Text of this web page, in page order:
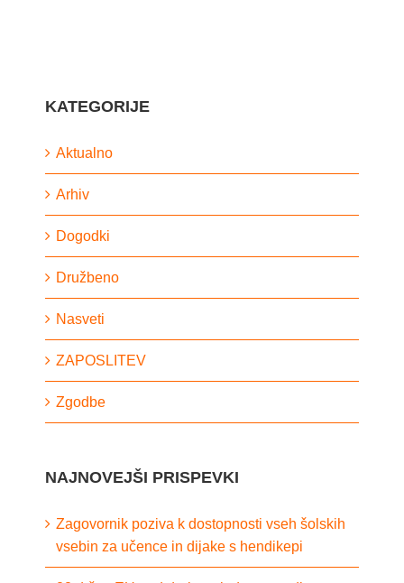
KATEGORIJE
Aktualno
Arhiv
Dogodki
Družbeno
Nasveti
ZAPOSLITEV
Zgodbe
NAJNOVEJŠI PRISPEVKI
Zagovornik poziva k dostopnosti vseh šolskih
vsebin za učence in dijake s hendikepi